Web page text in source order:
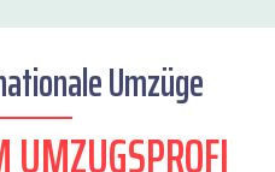
Umzüge